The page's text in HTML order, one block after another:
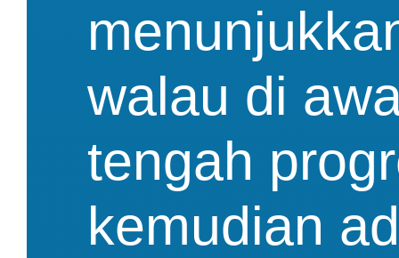
walau di
tengah
kemudian